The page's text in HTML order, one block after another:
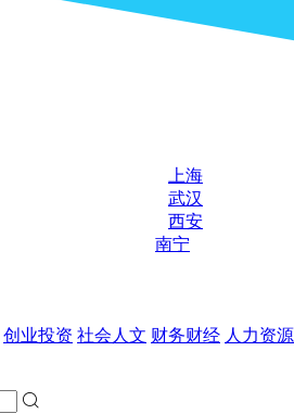
上海
武汉
西安
南宁
创业投资 社会人文 财务财经 人力资源